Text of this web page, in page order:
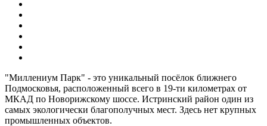
"Миллениум Парк" - это уникальный посёлок ближнего
Подмосковья, расположенный всего в 19-ти километрах от
МКАД по Новорижскому шоссе. Истринский район один из
самых экологически благополучных мест. Здесь нет крупных
промышленных объектов.